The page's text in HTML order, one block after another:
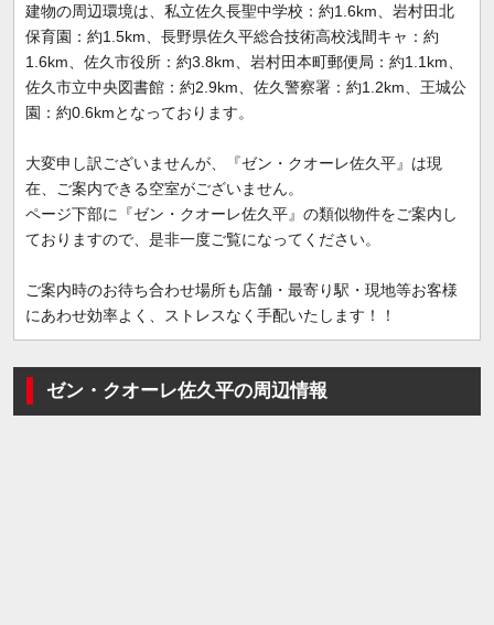
建物の周辺環境は、私立佐久長聖中学校：約1.6km、岩村田北
保育園：約1.5km、長野県佐久平総合技術高校浅間キャ：約
1.6km、佐久市役所：約3.8km、岩村田本町郵便局：約1.1km、
佐久市立中央図書館：約2.9km、佐久警察署：約1.2km、王城公
園：約0.6kmとなっております。
大変申し訳ございませんが、『ゼン・クオーレ佐久平』は現
在、ご案内できる空室がございません。
ページ下部に『ゼン・クオーレ佐久平』の類似物件をご案内し
ておりますので、是非一度ご覧になってください。
ご案内時のお待ち合わせ場所も店舗・最寄り駅・現地等お客様
にあわせ効率よく、ストレスなく手配いたします！！
ゼン・クオーレ佐久平の周辺情報